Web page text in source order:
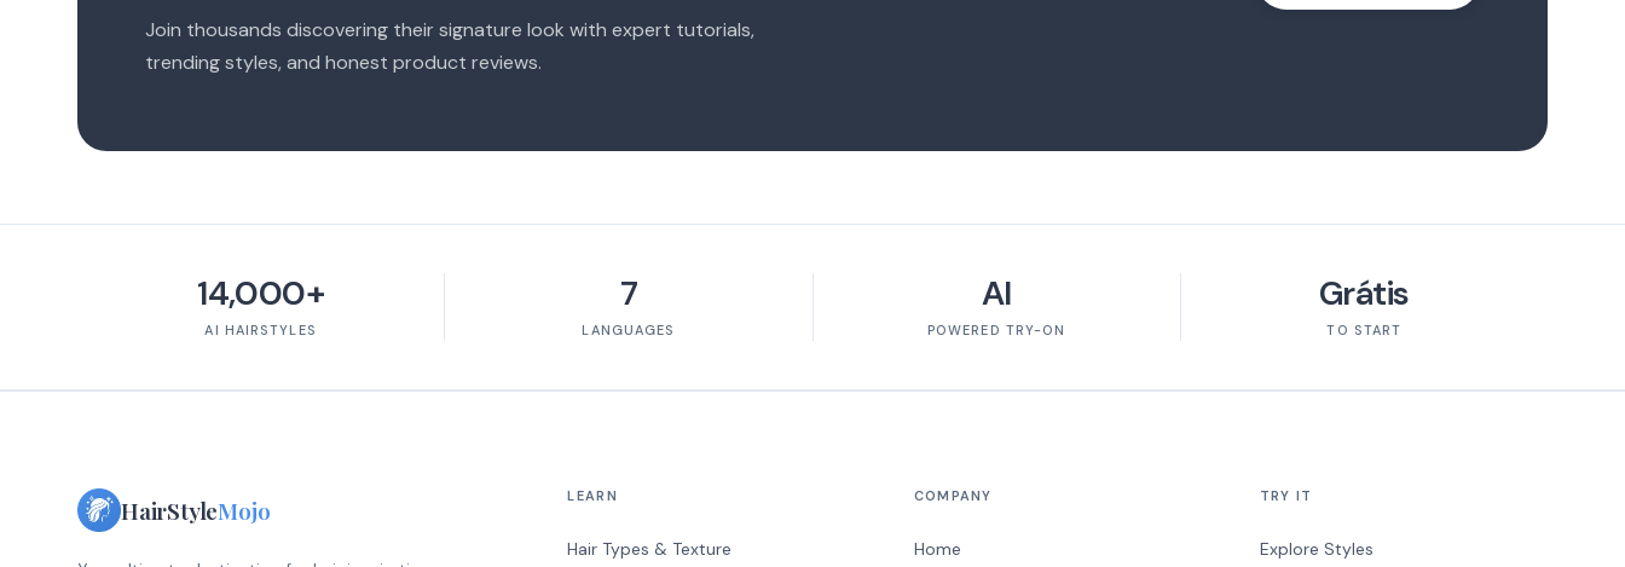
Join thousands discovering their signature look with expert tutorials,
trending styles, and honest product reviews.
14,000+
AI HAIRSTYLES
7
LANGUAGES
AI
POWERED TRY-ON
Grátis
TO START
HairStyleMojo LEARN
Hair Types & Texture
COMPANY
Home
TRY IT
Explore Styles